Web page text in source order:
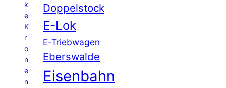
k
e
K
r
o
n
e
n
Doppelstock
E-Lok
E-Triebwagen
Eberswalde
Eisenbahn